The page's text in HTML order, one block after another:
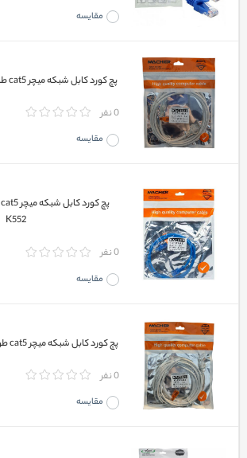
مقایسه
پچ کورد کابل شبکه میچر cat5 طول 2 متر مدل MR-107
0 نفر
مقایسه
K552
0 نفر
مقایسه
پچ کورد کابل شبکه میچر cat5 طول 3 متر مدل MR-108
0 نفر
مقایسه